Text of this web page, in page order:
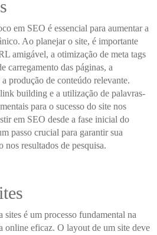
em SEO é essencial para aumentar a
Ao planejar o site, é importante
amigável, a otimização de meta tags
carregamento das páginas, a
produção de conteúdo relevante.
building e a utilização de palavras-
para o sucesso do site nos
em SEO desde a fase inicial do
passo crucial para garantir sua
nos resultados de pesquisa.
é um processo fundamental na
online eficaz. O layout de um site deve